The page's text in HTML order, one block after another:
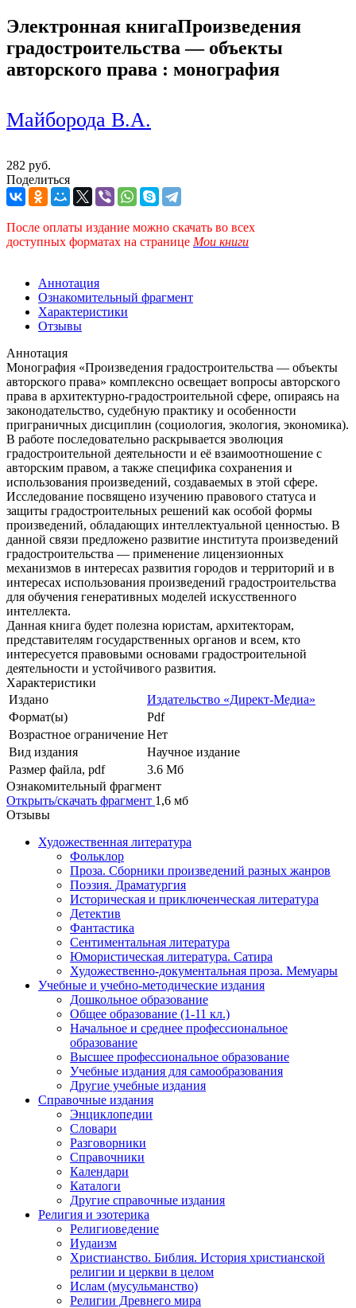
Электронная книгаПроизведения
градостроительства — объекты
авторского права : монография
Майборода В.А.
282 руб.
Поделиться
После оплаты издание можно скачать во всех
доступных форматах на странице Мои книги
Аннотация
Ознакомительный фрагмент
Характеристики
Отзывы
Аннотация
Монография «Произведения градостроительства — объекты
авторского права» комплексно освещает вопросы авторского
права в архитектурно-градостроительной сфере, опираясь на
законодательство, судебную практику и особенности
приграничных дисциплин (социология, экология, экономика).
В работе последовательно раскрывается эволюция
градостроительной деятельности и её взаимоотношение с
авторским правом, а также специфика сохранения и
использования произведений, создаваемых в этой сфере.
Исследование посвящено изучению правового статуса и
защиты градостроительных решений как особой формы
произведений, обладающих интеллектуальной ценностью. В
данной связи предложено развитие института произведений
градостроительства — применение лицензионных
механизмов в интересах развития городов и территорий и в
интересах использования произведений градостроительства
для обучения генеративных моделей искусственного
интеллекта.
Данная книга будет полезна юристам, архитекторам,
представителям государственных органов и всем, кто
интересуется правовыми основами градостроительной
деятельности и устойчивого развития.
Характеристики
Издано
Издательство «Директ-Медиа»
Формат(ы)
Pdf
Возрастное ограничение Нет
Вид издания
Научное издание
Размер файла, pdf
3.6 Mб
Ознакомительный фрагмент
Открыть/скачать фрагмент 1,6 мб
Отзывы
Художественная литература
Фольклор
Проза. Сборники произведений разных жанров
Поэзия. Драматургия
Историческая и приключенческая литература
Детектив
Фантастика
Сентиментальная литература
Юмористическая литература. Сатира
Художественно-документальная проза. Мемуары
Учебные и учебно-методические издания
Дошкольное образование
Общее образование (1-11 кл.)
Начальное и среднее профессиональное
образование
Высшее профессиональное образование
Учебные издания для самообразования
Другие учебные издания
Справочные издания
Энциклопедии
Словари
Разговорники
Справочники
Календари
Каталоги
Другие справочные издания
Религия и эзотерика
Религиоведение
Иудаизм
Христианство. Библия. История христианской
религии и церкви в целом
Ислам (мусульманство)
Религии Древнего мира